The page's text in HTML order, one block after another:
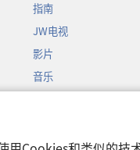
指南
JW电视
影片
音乐